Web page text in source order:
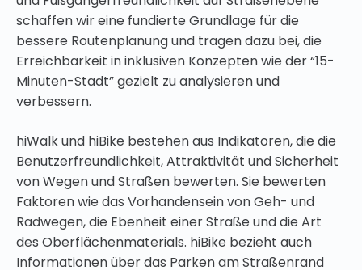
schaffen wir eine fundierte Grundlage für die
bessere Routenplanung und tragen dazu bei, die
Erreichbarkeit in inklusiven Konzepten wie der “15-
Minuten-Stadt” gezielt zu analysieren und
verbessern.
hiWalk und hiBike bestehen aus Indikatoren, die die
Benutzerfreundlichkeit, Attraktivität und Sicherheit
von Wegen und Straßen bewerten. Sie bewerten
Faktoren wie das Vorhandensein von Geh- und
Radwegen, die Ebenheit einer Straße und die Art
des Oberflächenmaterials. hiBike bezieht auch
Informationen über das Parken am Straßenrand